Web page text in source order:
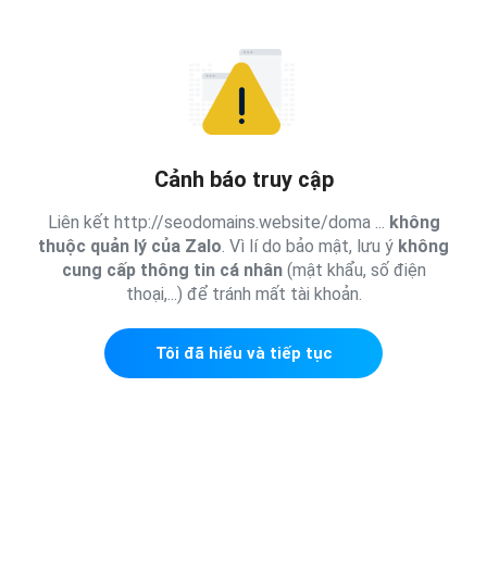
Cảnh báo truy cập
Liên kết http://seodomains.website/doma ... không
thuộc quản lý của Zalo. Vì lí do bảo mật, lưu ý không
cung cấp thông tin cá nhân(mật khẩu, số điện
thoại,...) để tránh mất tài khoản.
Tôi đã hiểu và tiếp tục